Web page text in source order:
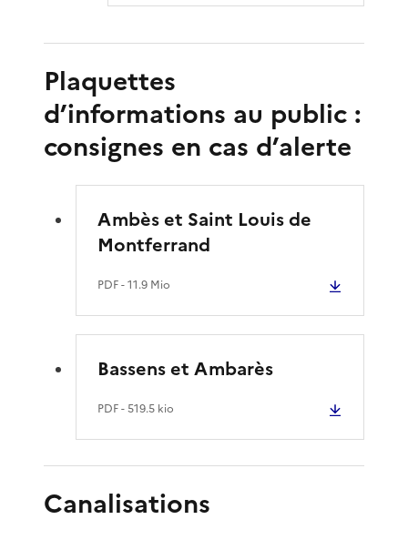
Plaquettes
d’informations au public :
consignes en cas d’alerte
Ambès et Saint Louis de
Montferrand
PDF- 11.9 Mio
Bassens et Ambarès
PDF- 519.5 kio
Canalisations